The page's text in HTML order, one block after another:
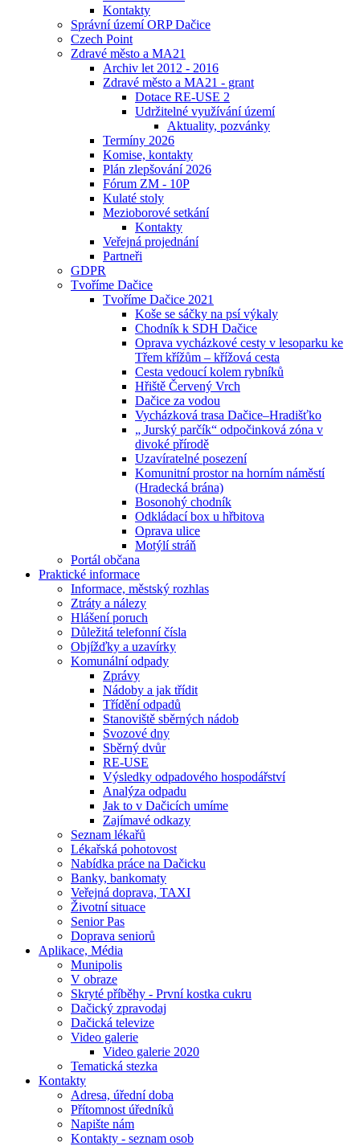
Kontakty
Správní území ORP Dačice
Czech Point
Zdravé město a MA21
Archiv let 2012 - 2016
Zdravé město a MA21 - grant
Dotace RE-USE 2
Udržitelné využívání území
Aktuality, pozvánky
Termíny 2026
Komise, kontakty
Plán zlepšování 2026
Fórum ZM - 10P
Kulaté stoly
Mezioborové setkání
Kontakty
Veřejná projednání
Partneři
GDPR
Tvoříme Dačice
Tvoříme Dačice 2021
Koše se sáčky na psí výkaly
Chodník k SDH Dačice
Oprava vycházkové cesty v lesoparku ke
Třem křížům – křížová cesta
Cesta vedoucí kolem rybníků
Hřiště Červený Vrch
Dačice za vodou
Vycházková trasa Dačice–Hradišťko
„ Jurský parčík“ odpočinková zóna v
divoké přírodě
Uzavíratelné posezení
Komunitní prostor na horním náměstí
(Hradecká brána)
Bosonohý chodník
Odkládací box u hřbitova
Oprava ulice
Motýlí stráň
Portál občana
Praktické informace
Informace, městský rozhlas
Ztráty a nálezy
Hlášení poruch
Důležitá telefonní čísla
Objížďky a uzavírky
Komunální odpady
Zprávy
Nádoby a jak třídit
Třídění odpadů
Stanoviště sběrných nádob
Svozové dny
Sběrný dvůr
RE-USE
Výsledky odpadového hospodářství
Analýza odpadu
Jak to v Dačicích umíme
Zajímavé odkazy
Seznam lékařů
Lékařská pohotovost
Nabídka práce na Dačicku
Banky, bankomaty
Veřejná doprava, TAXI
Životní situace
Senior Pas
Doprava seniorů
Aplikace, Média
Munipolis
V obraze
Skryté příběhy - První kostka cukru
Dačický zpravodaj
Dačická televize
Video galerie
Video galerie 2020
Tematická stezka
Kontakty
Adresa, úřední doba
Přítomnost úředníků
Napište nám
Kontakty - seznam osob